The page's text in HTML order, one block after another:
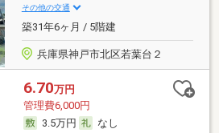
その他の交通
築31年6ヶ月 / 5階建
兵庫県神戸市北区若葉台２
6.70万円
管理費6,000円
3.5万円
なし